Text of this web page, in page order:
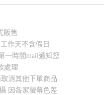
販售
作天不含假日
一時間mail通知您
處理
消其他下單商品
因各家螢幕色差